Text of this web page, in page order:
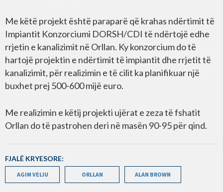
Me këtë projekt është paraparë që krahas ndërtimit të
Impiantit Konzorciumi DORSH/CDI të ndërtojë edhe
rrjetin e kanalizimit në Orllan. Ky konzorcium do të
hartojë projektin e ndërtimit të impiantit dhe rrjetit të
kanalizimit, për realizimin e të cilit ka planifikuar një
buxhet prej 500-600 mijë euro.
Me realizimin e këtij projekti ujërat e zeza të fshatit
Orllan do të pastrohen deri në masën 90-95 për qind.
FJALË KRYESORE:
AGIM VELIU ORLLAN ALAN BROWN